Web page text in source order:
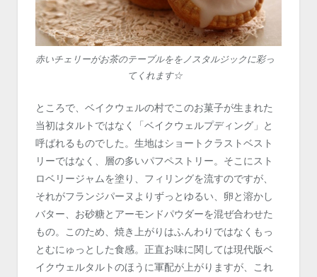
赤いチェリーがお茶のテーブルををノスタルジックに彩っ
てくれます☆
ところで、ベイクウェルの村でこのお菓子が生まれた
当初はタルトではなく「ベイクウェルプディング」と
呼ばれるものでした。生地はショートクラストベスト
リーではなく、層の多いパフペストリー。そこにスト
ロベリージャムを塗り、フィリングを流すのですが、
それがフランジパーヌよりずっとゆるい、卵と溶かし
バター、お砂糖とアーモンドパウダーを混ぜ合わせた
もの。このため、焼き上がりはふんわりではなくもっ
とむにゅっとした食感。正直お味に関しては現代版ベ
イクウェルタルトのほうに軍配が上がりますが、これ